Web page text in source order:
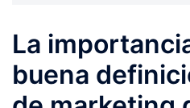
La
buena